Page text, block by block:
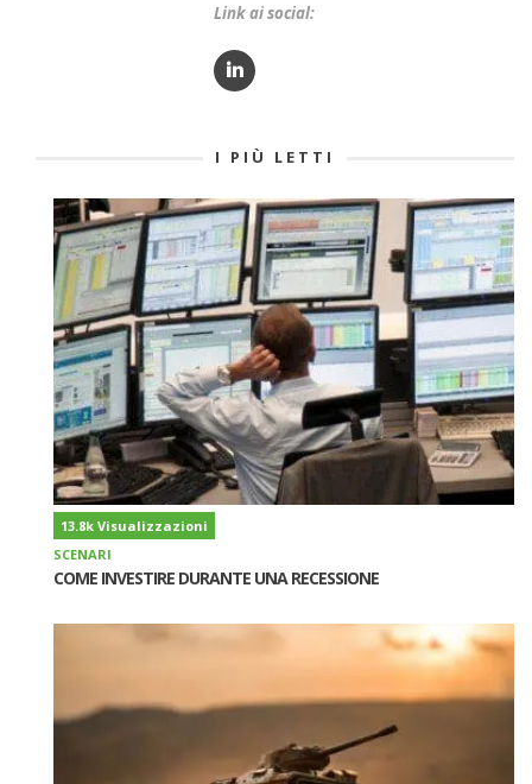
Link ai social:
I PIÙ LETTI
13.8k Visualizzazioni
SCENARI
COME INVESTIRE DURANTE UNA RECESSIONE